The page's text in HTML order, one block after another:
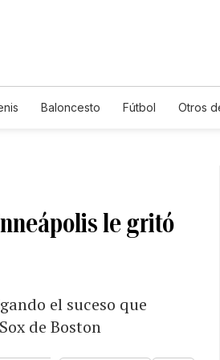
Baloncesto Fútbol Otros
le gritó
el suceso que
de Boston